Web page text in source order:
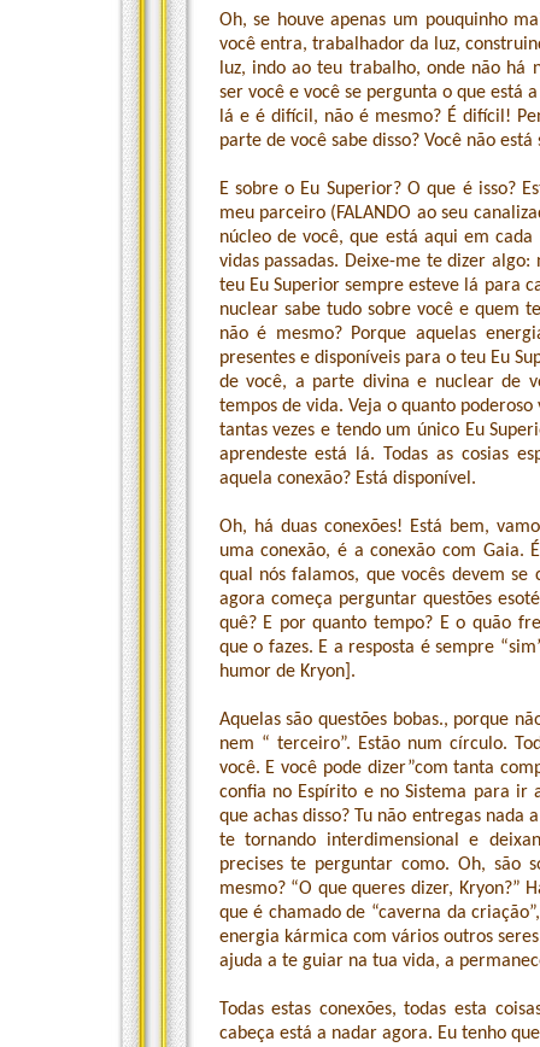
Oh, se houve apenas um pouquinho
você entra, trabalhador da luz,
luz, indo ao teu trabalho, onde não há
ser você e você se pergunta o que está
lá e é difícil, não é mesmo? É difícil!
parte de você sabe disso? Você não
E sobre o Eu Superior? O que é isso?
meu parceiro (FALANDO ao seu
núcleo de você, que está aqui em
vidas passadas. Deixe-me te dizer
teu Eu Superior sempre esteve lá para
nuclear sabe tudo sobre você e quem
não é mesmo? Porque aquelas
presentes e disponíveis para o teu Eu
de você, a parte divina e nuclear de
tempos de vida. Veja o quanto
tantas vezes e tendo um único Eu
aprendeste está lá. Todas as cosias
aquela conexão? Está disponível.
Oh, há duas conexões! Está bem,
uma conexão, é a conexão com Gaia.
qual nós falamos, que vocês devem
agora começa perguntar questões
quê? E por quanto tempo? E o quão
que o fazes. E a resposta é sempre
humor de Kryon].
Aquelas são questões bobas., porque
nem “ terceiro”. Estão num círculo.
você. E você pode dizer”com tanta
confia no Espírito e no Sistema para ir
que achas disso? Tu não entregas
te tornando interdimensional e
precises te perguntar como. Oh, são
mesmo? “O que queres dizer, Kryon?”
que é chamado de “caverna da
energia kármica com vários outros
ajuda a te guiar na tua vida, a
Todas estas conexões, todas esta
cabeça está a nadar agora. Eu tenho